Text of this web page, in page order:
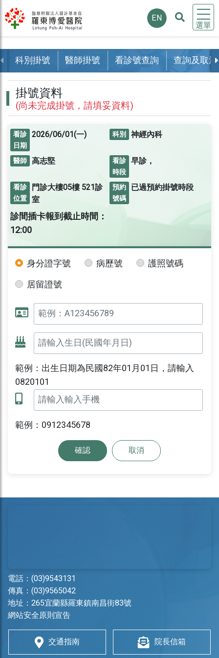
選單
EN
科別掛號 醫師掛號 看診號查詢 查詢及取消
掛號資料
(尚未完成掛號，請填妥資料)
看診
日期
2026/06/01(一) 科別 神經內科
醫師 高志堅
看診
時段
早診，
看診
位置
門診大樓05樓 521診
室
預約
號碼
已過預約掛號時段
診間插卡報到截止時間：
12:00
身分證字號 病歷號
護照號碼
居留證號
範例：出生日期為民國82年01月01日，請輸入
0820101
範例：0912345678
確認 取消
電話： (03)9543131
傳真：(03)9565042
地址： 265宜蘭縣羅東鎮南昌街83號
網站安全原則宣告
交通指南 院長信箱